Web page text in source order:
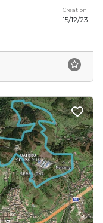
Création
15/12/23